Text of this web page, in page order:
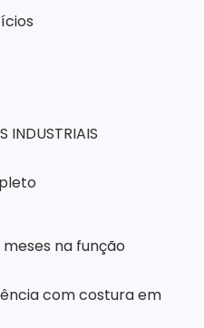
INDUSTRIAIS
na função
com costura em